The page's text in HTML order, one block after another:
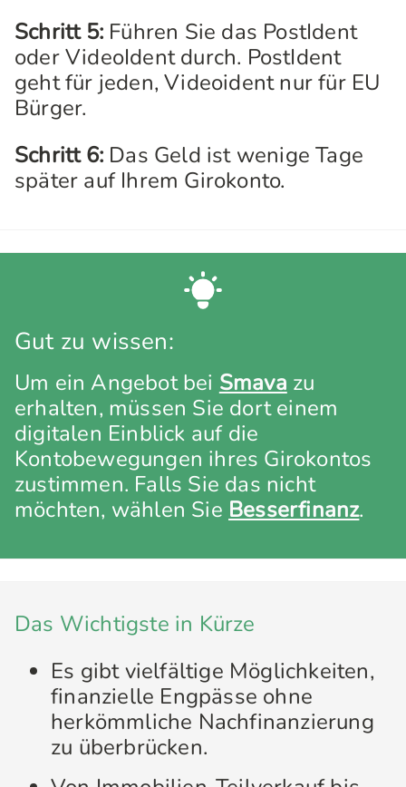
Schritt 5: Führen Sie das PostIdent
oder VideoIdent durch. PostIdent
geht für jeden, Videoident nur für EU
Bürger.
Schritt 6: Das Geld ist wenige Tage
später auf Ihrem Girokonto.
Gut zu wissen:
Um ein Angebot bei Smava zu
erhalten, müssen Sie dort einem
digitalen Einblick auf die
Kontobewegungen ihres Girokontos
zustimmen. Falls Sie das nicht
möchten, wählen Sie Besserfinanz.
Das Wichtigste in Kürze
Es gibt vielfältige Möglichkeiten,
finanzielle Engpässe ohne
herkömmliche Nachfinanzierung
zu überbrücken.